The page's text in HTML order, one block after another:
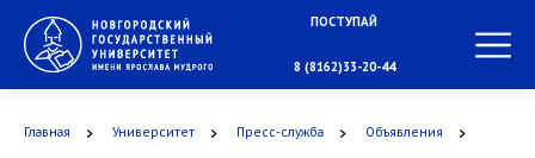
ПОСТУПАЙ
8 (8162)33-20-44
Главная Университет Пресс-служба Объявления